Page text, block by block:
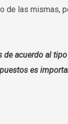
de las mismas,
de acuerdo al
es